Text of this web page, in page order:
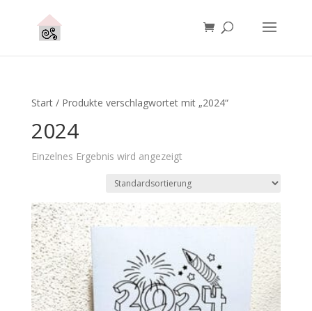
Start/ Produkte verschlagwortet mit „2024“
2024
Einzelnes Ergebnis wird angezeigt